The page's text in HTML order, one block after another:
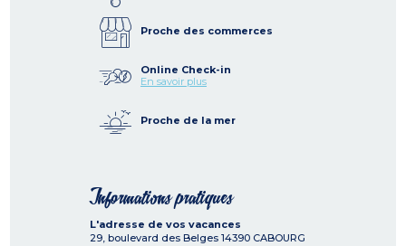
Proche des commerces
Online Check-in
En savoir plus
Proche de la mer
Informations pratiques
L'adresse de vos vacances
29, boulevard des Belges 14390 CABOURG